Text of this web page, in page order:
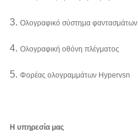
3. Ολογραφικό σύστημα φαντασμάτων
4. Ολογραφική οθόνη πλέγματος
5. Φορέας ολογραμμάτων Hypervsn
Η υπηρεσία μας